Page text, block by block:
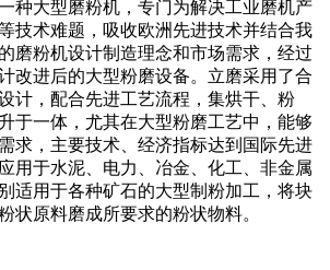
种大型磨粉机，专门为解决工业磨机产
技术难题，吸收欧洲先进技术并结合我
磨粉机设计制造理念和市场需求，经过
改进后的大型粉磨设备。立磨采用了合
计，配合先进工艺流程，集烘干、粉
于一体，尤其在大型粉磨工艺中，能够
求，主要技术、经济指标达到国际先进
用于水泥、电力、冶金、化工、非金属
适用于各种矿石的大型制粉加工，将块
状原料磨成所要求的粉状物料。